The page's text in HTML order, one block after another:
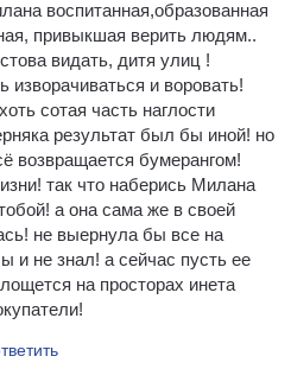
воспитанная,образованная
привыкшая верить людям..
видать, дитя улиц !
изворачиваться и воровать!
сотая часть наглости
результат был бы иной! но
возвращается бумерангом!
так что наберись Милана
а она сама же в своей
не выернула бы все на
и не знал! а сейчас пусть ее
на просторах инета